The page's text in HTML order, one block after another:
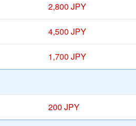
2,800 JPY
4,500 JPY
1,700 JPY
200 JPY